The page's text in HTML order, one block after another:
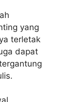
yang
terletak
dapat